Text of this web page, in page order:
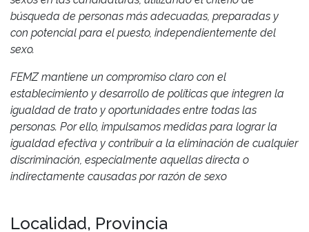
búsqueda de personas más adecuadas, preparadas y
con potencial para el puesto, independientemente del
sexo.
FEMZ mantiene un compromiso claro con el
establecimiento y desarrollo de políticas que integren la
igualdad de trato y oportunidades entre todas las
personas. Por ello, impulsamos medidas para lograr la
igualdad efectiva y contribuir a la eliminación de cualquier
discriminación, especialmente aquellas directa o
indirectamente causadas por razón de sexo
Localidad, Provincia